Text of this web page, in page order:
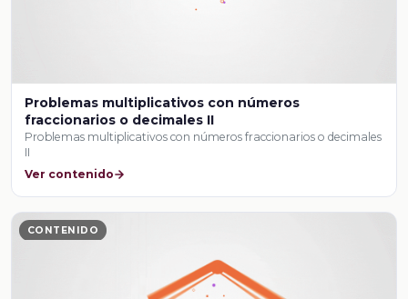
Problemas multiplicativos con números
fraccionarios o decimales II
Problemas multiplicativos con números fraccionarios o decimales
II
Ver contenido
CONTENIDO